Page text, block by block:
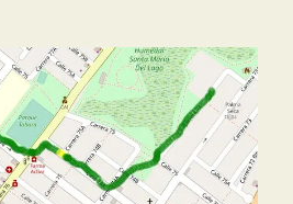
Avenida
Calle
80